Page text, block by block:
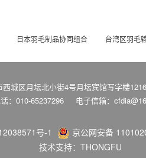
日本羽毛制品协同组合 台湾区羽毛
城区月坛北小街4号月坛宾馆写字楼
：010-65237296
电子信箱：
号-1 京公网安备
技术支持：THONGFU